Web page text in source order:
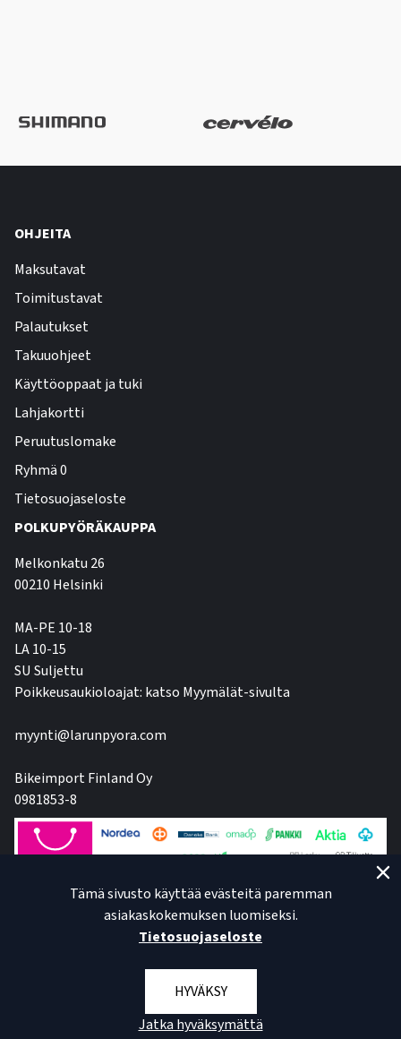
OHJEITA
Maksutavat
Toimitustavat
Palautukset
Takuuohjeet
Käyttöoppaat ja tuki
Lahjakortti
Peruutuslomake
Ryhmä 0
Tietosuojaseloste
POLKUPYÖRÄKAUPPA
Melkonkatu 26
00210 Helsinki
MA-PE 10-18
LA 10-15
SU Suljettu
Poikkeusaukioloajat: katso Myymälät-sivulta
myynti@larunpyora.com
Bikeimport Finland Oy
0981853-8
Tämä sivusto käyttää evästeitä paremman
asiakaskokemuksen luomiseksi.
Tietosuojaseloste
HYVÄKSY
Jatka hyväksymättä